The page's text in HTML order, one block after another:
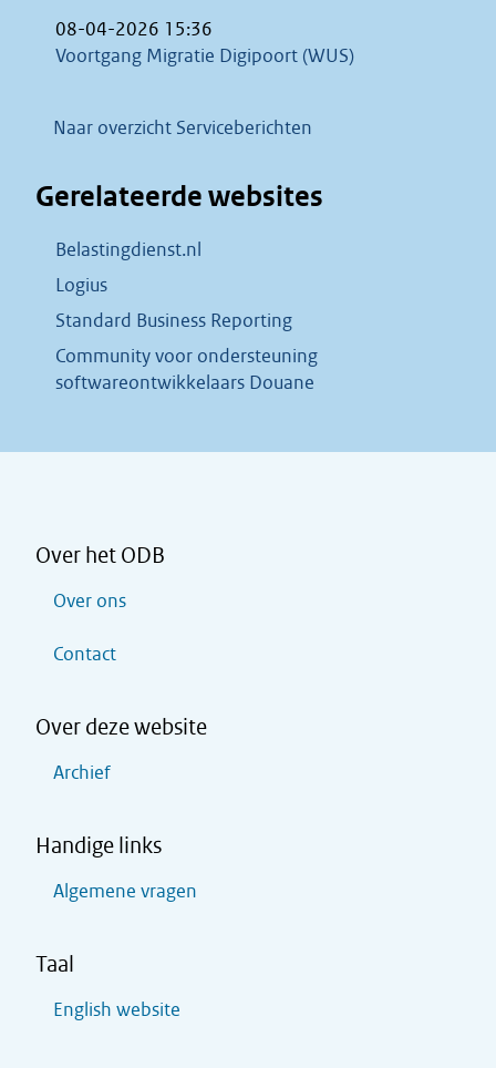
08-04-2026 15:36
Voortgang Migratie Digipoort (WUS)
Naar overzicht Serviceberichten
Gerelateerde websites
Belastingdienst.nl
Logius
Standard Business Reporting
Community voor ondersteuning
softwareontwikkelaars Douane
Over het ODB
Over ons
Contact
Over deze website
Archief
Handige links
Algemene vragen
Taal
English website